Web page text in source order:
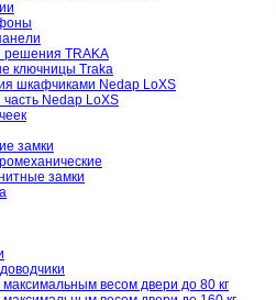
решения TRAKA
ключницы Traka
шкафчиками Nedap LoXS
Nedap LoXS
замки
замки
максимальным весом двери до 80 кг